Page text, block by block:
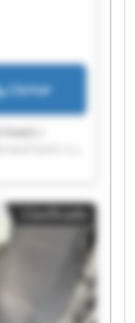
Llamar
I
I
S.L.
I
S.L.
I
S.L.
I